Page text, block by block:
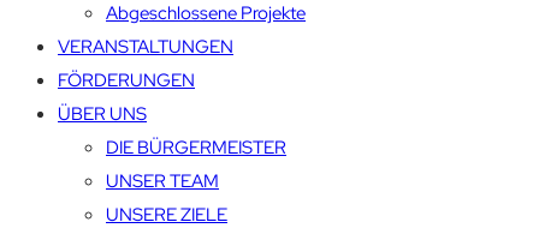
Abgeschlossene Projekte
VERANSTALTUNGEN
FÖRDERUNGEN
ÜBER UNS
DIE BÜRGERMEISTER
UNSER TEAM
UNSERE ZIELE